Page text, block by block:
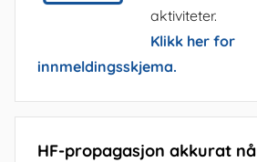
aktiviteter.
Klikk her for
innmeldingsskjema.
HF-propagasjon akkurat nå